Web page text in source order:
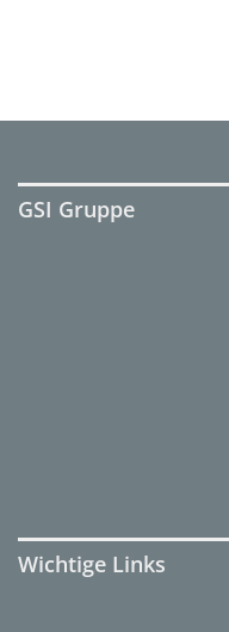
GSI Gruppe
Wichtige Links